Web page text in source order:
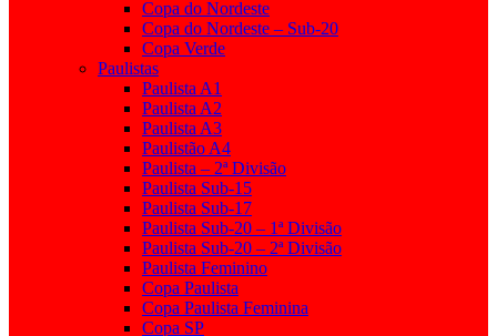
Copa do Nordeste
Copa do Nordeste – Sub-20
Copa Verde
Paulistas
Paulista A1
Paulista A2
Paulista A3
Paulistão A4
Paulista – 2ª Divisão
Paulista Sub-15
Paulista Sub-17
Paulista Sub-20 – 1ª Divisão
Paulista Sub-20 – 2ª Divisão
Paulista Feminino
Copa Paulista
Copa Paulista Feminina
Copa SP